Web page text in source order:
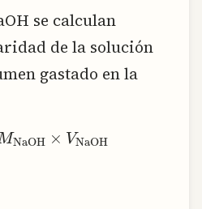
se calculan
de la solución
gastado en la
times V_{text{NaOH}}